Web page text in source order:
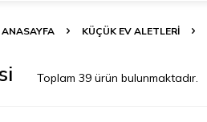
ANASAYFA KÜÇÜK EV ALETLERI
Toplam 39 ürün bulunmaktadır.